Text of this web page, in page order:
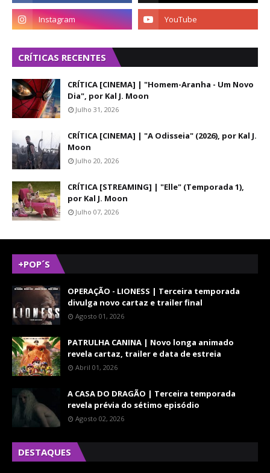
CRÍTICAS RECENTES
CRÍTICA [CINEMA] | "Homem-Aranha - Um Novo
Dia", por Kal J. Moon
Julho 31, 2026
CRÍTICA [CINEMA] | "A Odisseia" (2026), por Kal J.
Moon
Julho 20, 2026
CRÍTICA [STREAMING] | "Elle" (Temporada 1),
por Kal J. Moon
Julho 07, 2026
+POP´S
OPERAÇÃO - LIONESS | Terceira temporada
divulga novo cartaz e trailer final
Agosto 01, 2026
PATRULHA CANINA | Novo longa animado
revela cartaz, trailer e data de estreia
Abril 01, 2026
A CASA DO DRAGÃO | Terceira temporada
revela prévia do sétimo episódio
Agosto 02, 2026
DESTAQUES